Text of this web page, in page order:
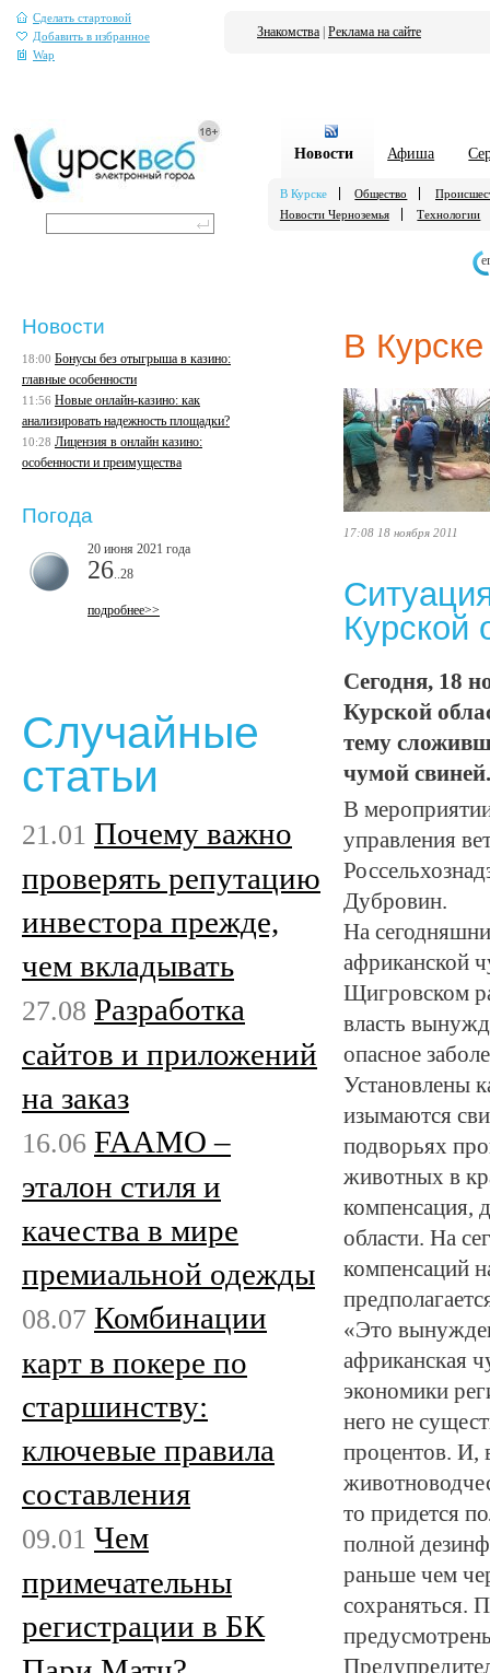
Сделать стартовой
Добавить в избранное
Wap
Знакомства Реклама на сайте
Новости Афиша
В Курске Общество
Новости Черноземья
Технологии
В Курске
17:08 18 ноября 2011
Курской
Сегодня, 18
Курской
тему
чумой свиней.
В
управления
Дубровин.
На
африканской
Щигровском
власть
опасное
Установлены
изымаются
подворьях
животных в
компенсация,
области. На
компенсаций
«Это
африканская
экономики
него не
процентов. И,
то придется
полной
раньше чем
сохраняться.
Новости
18:00 Бонусы без отыгрыша в казино:
главные особенности
11:56 Новые онлайн-казино: как
анализировать надежность площадки?
10:28 Лицензия в онлайн казино:
особенности и преимущества
Погода
20 июня 2021 года
26 ..28
подробнее>>
Случайные
статьи
21.01 Почему важно
проверять репутацию
инвестора прежде,
чем вкладывать
27.08 Разработка
сайтов и приложений
на заказ
16.06 FAAMO –
эталон стиля и
качества в мире
премиальной одежды
08.07 Комбинации
карт в покере по
старшинству:
ключевые правила
составления
09.01 Чем
примечательны
регистрации в БК